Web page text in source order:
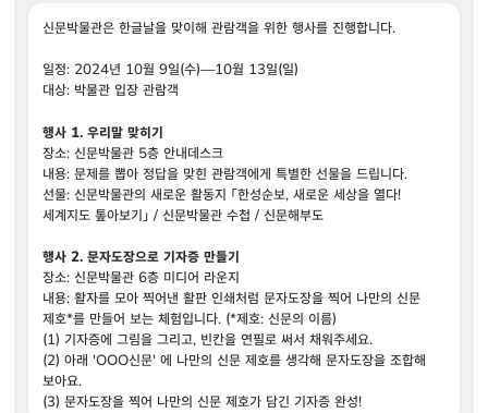
신문박물관은 한글날을 맞이해 관람객을 위한 행사를 진행합니다.
일정: 2024년 10월 9일(수)—10월 13일(일)
대상: 박물관 입장 관람객
행사 1. 우리말 맞히기
장소: 신문박물관 5층 안내데스크
내용: 문제를 뽑아 정답을 맞힌 관람객에게 특별한 선물을 드립니다.
선물: 신문박물관의 새로운 활동지 「한성순보, 새로운 세상을 열다!
세계지도 톺아보기」 / 신문박물관 수첩 / 신문해부도
행사 2. 문자도장으로 기자증 만들기
장소: 신문박물관 6층 미디어 라운지
내용: 활자를 모아 찍어낸 활판 인쇄처럼 문자도장을 찍어 나만의 신문
제호*를 만들어 보는 체험입니다. (*제호: 신문의 이름)
(1) 기자증에 그림을 그리고, 빈칸을 연필로 써서 채워주세요.
(2) 아래 'OOO신문' 에 나만의 신문 제호를 생각해 문자도장을 조합해
보아요.
(3) 문자도장을 찍어 나만의 신문 제호가 담긴 기자증 완성!